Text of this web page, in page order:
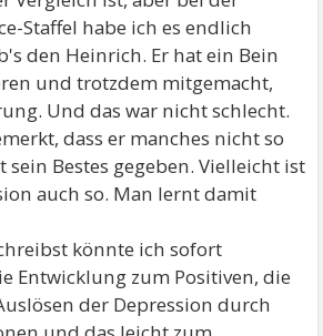
Staffel habe ich es endlich
den Heinrich. Er hat ein Bein
und trotzdem mitgemacht,
Und das war nicht schlecht.
dass er manches nicht so
sein Bestes gegeben. Vielleicht ist
auch so. Man lernt damit
könnte ich sofort
Entwicklung zum Positiven, die
der Depression durch